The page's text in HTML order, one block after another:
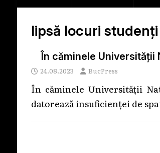
lipsă locuri studenți
În căminele
24.08.2023 BucPress
În căminele Universității
datorează insuficienței de